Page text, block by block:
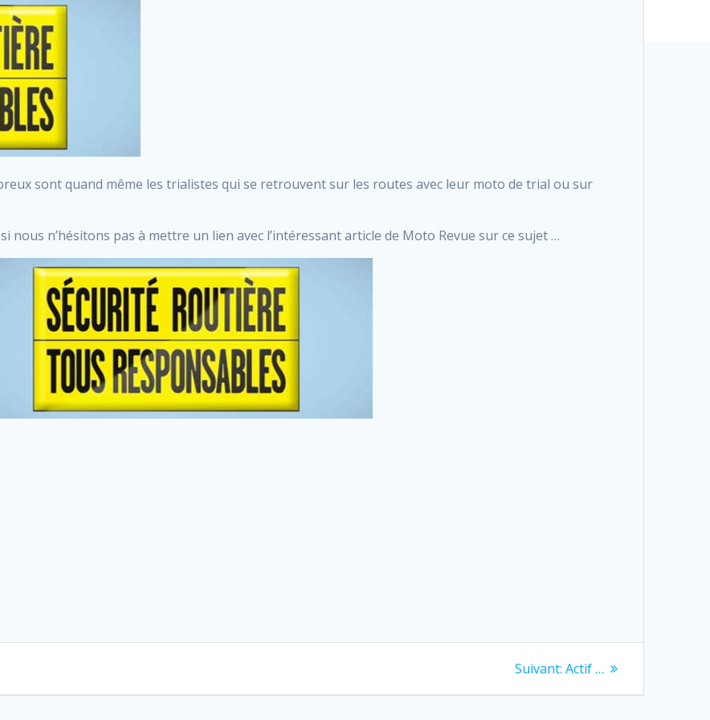
sont quand même les trialistes qui se retrouvent sur les routes avec leur moto de trial ou sur
nous n’hésitons pas à mettre un lien avec l’intéressant article de Moto Revue sur ce sujet …
Suivant: Next
Actif …